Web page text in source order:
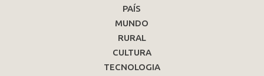
PAÍS
MUNDO
RURAL
CULTURA
TECNOLOGIA